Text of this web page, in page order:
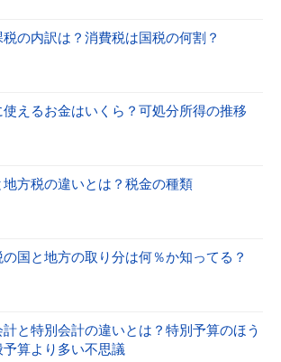
税の内訳は？消費税は国税の何割？
使えるお金はいくら？可処分所得の推移
地方税の違いとは？税金の種類
の国と地方の取り分は何％か知ってる？
計と特別会計の違いとは？特別予算のほう
予算より多い不思議